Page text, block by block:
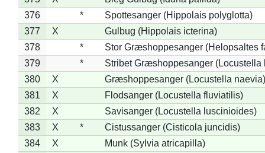
376
*
Spottesanger (Hippolais polyglotta)
377
X
Gulbug (Hippolais icterina)
378
*
Stor Græshoppesanger (Helopsaltes
379
*
Stribet Græshoppesanger (Locustella
380
X
Græshoppesanger (Locustella naevia)
381
X
Flodsanger (Locustella fluviatilis)
382
X
Savisanger (Locustella luscinioides)
383
X *
Cistussanger (Cisticola juncidis)
384
X
Munk (Sylvia atricapilla)